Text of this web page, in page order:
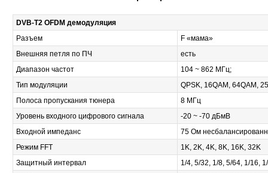
DVB-T2 OFDM демодуляция
Разъем
F «мама»
Внешняя петля по ПЧ
есть
Диапазон частот
104 ~ 862 МГц;
Тип модуляции
QPSK, 16QAM, 64QAM,
Полоса пропускания тюнера
8 МГц
Уровень входного цифрового сигнала
-20 ~ -70 дБмВ
Входной импеданс
75 Ом
Режим FFT
1K, 2K, 4K, 8K, 16K, 32K
Защитный интервал
1/4, 5/32, 1/8, 5/64, 1/16,